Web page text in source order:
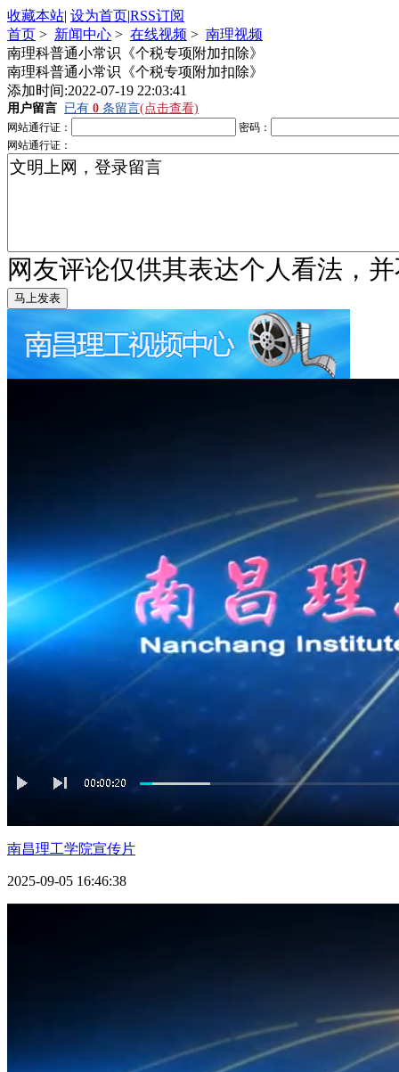
收藏本站| 设为首页|RSS订阅
首页 > 新闻中心 > 在线视频 > 南理视频
南理科普通小常识《个税专项附加扣除》
南理科普通小常识《个税专项附加扣除》
添加时间:2022-07-19 22:03:41
用户留言 已有 0 条留言(点击查看)
网站通行证：
密码：
网站通行证：
网友评论仅供其表达个人看法，
南昌理工学院宣传片
2025-09-05 16:46:38